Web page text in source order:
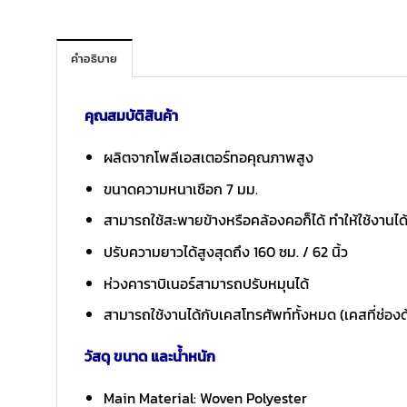
คำอธิบาย
คุณสมบัติสินค้า
ผลิตจากโพลีเอสเตอร์ทอคุณภาพสูง
ขนาดความหนาเชือก 7 มม.
สามารถใช้สะพายข้างหรือคล้องคอก็ได้ ทำให้ใช้งาน
ปรับความยาวได้สูงสุดถึง 160 ซม. / 62 นิ้ว
ห่วงคาราบิเนอร์สามารถปรับหมุนได้
สามารถใช้งานได้กับเคสโทรศัพท์ทั้งหมด (เคสที่ช่อง
วัสดุ ขนาด และน้ำหนัก
Main Material: Woven Polyester